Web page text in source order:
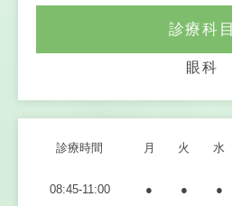
診療科目
眼科
診療時間 月 火 水
08:45-11:00 ● ● ●